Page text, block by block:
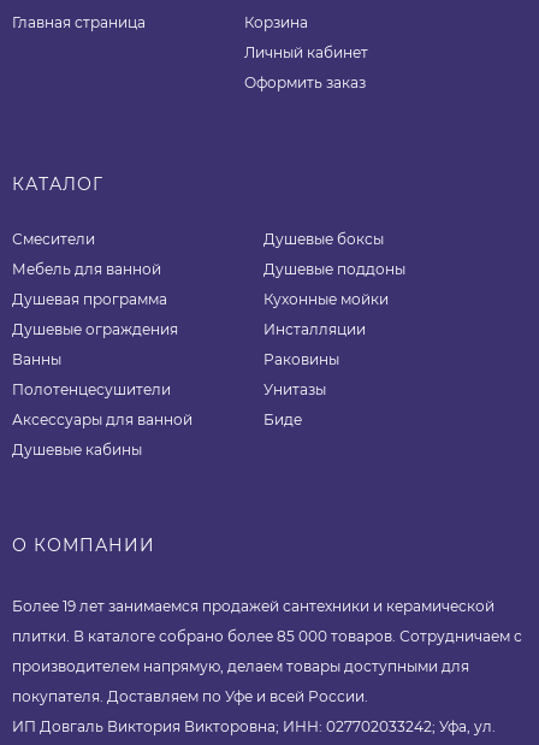
Главная страница
Корзина
Личный кабинет
Оформить заказ
КАТАЛОГ
Смесители
Мебель для ванной
Душевая программа
Душевые ограждения
Ванны
Полотенцесушители
Аксессуары для ванной
Душевые кабины
Душевые боксы
Душевые поддоны
Кухонные мойки
Инсталляции
Раковины
Унитазы
Биде
О КОМПАНИИ
Более 19 лет занимаемся продажей сантехники и керамической
плитки. В каталоге собрано более 85 000 товаров. Сотрудничаем с
производителем напрямую, делаем товары доступными для
покупателя. Доставляем по Уфе и всей России.
ИП Довгаль Виктория Викторовна; ИНН: 027702033242; Уфа, ул.